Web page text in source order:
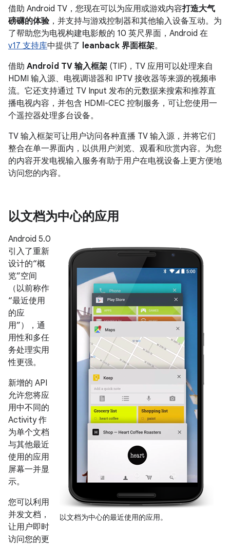
借助 Android TV，您现在可以为应用或游戏内容打造大气
磅礴的体验，并支持与游戏控制器和其他输入设备互动。为
了帮助您为电视构建电影般的 10 英尺界面，Android 在
v17 支持库中提供了 leanback 界面框架。
借助 Android TV 输入框架 (TIF)，TV 应用可以处理来自
HDMI 输入源、电视调谐器和 IPTV 接收器等来源的视频串
流。它还支持通过 TV Input 发布的元数据来搜索和推荐直
播电视内容，并包含 HDMI-CEC 控制服务，可让您使用一
个遥控器处理多台设备。
TV 输入框架可让用户访问各种直播 TV 输入源，并将它们
整合在单一界面内，以供用户浏览、观看和欣赏内容。为您
的内容开发电视输入服务有助于用户在电视设备上更方便地
访问您的内容。
以文档为中心的应用
以文档为中心的最近使用的应用。
Android 5.0
引入了重新
设计的“概
览”空间
（以前称作
“最近使用
的应
用”），通
用性和多任
务处理实用
性更强。
新增的 API
允许您将应
用中不同的
Activity 作
为单个文档
与其他最近
使用的应用
屏幕一并显
示。
您可以利用
并发文档，
让用户即时
访问您的更